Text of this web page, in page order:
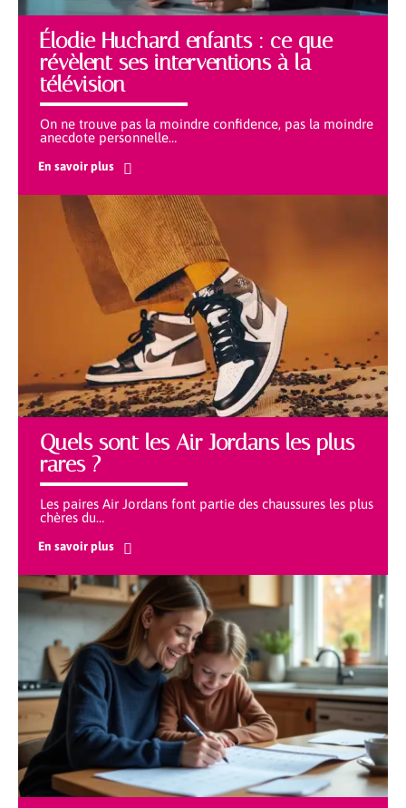
Élodie Huchard enfants : ce que
révèlent ses interventions à la
télévision
On ne trouve pas la moindre confidence, pas la moindre
anecdote personnelle…
En savoir plus
Quels sont les Air Jordans les plus
rares ?
Les paires Air Jordans font partie des chaussures les plus
chères du…
En savoir plus